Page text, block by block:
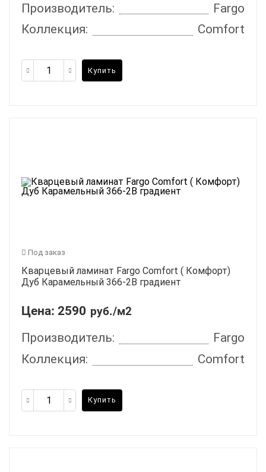
Производитель:
Fargo
Коллекция:
Comfort
Купить
Под заказ
Кварцевый ламинат Fargo Comfort ( Комфорт)
Дуб Карамельный 366-2B градиент
Цена: 2590 руб./м2
Производитель:
Fargo
Коллекция:
Comfort
Купить